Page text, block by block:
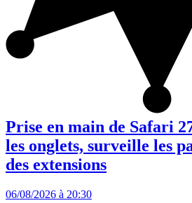
Prise en main de Safari
les onglets, surveille les
des extensions
06/08/2026 à 20:30